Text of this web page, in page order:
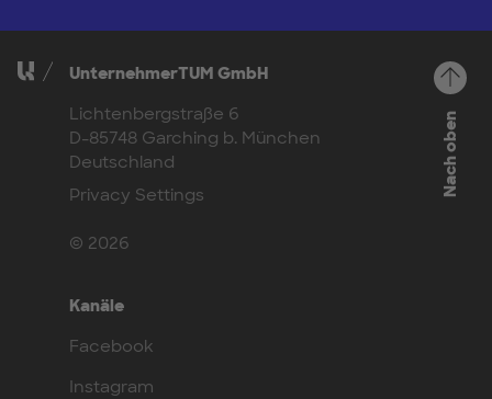
UnternehmerTUM GmbH
Lichtenbergstraße 6
D-85748 Garching b. München
Deutschland
Privacy Settings
© 2026
Kanäle
Facebook
Instagram
Nach oben